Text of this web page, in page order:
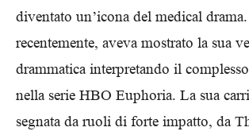
diventato un’icona del medical
recentemente, aveva mostrato la sua
drammatica interpretando il
nella serie HBO Euphoria. La sua
segnata da ruoli di forte impatto, da